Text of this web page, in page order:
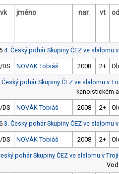
vk jméno nar. vt
4. Český pohár Skupiny ČEZ ve slalomu
DS NOVÁK Tobiáš 2008 2+
Český pohár Skupiny ČEZ ve slalomu v
kanoistickém
DS NOVÁK Tobiáš 2008 2+
3. Český pohár Skupiny ČEZ ve slalomu
DS NOVÁK Tobiáš 2008 2+
pohár Skupiny ČEZ ve slalomu v